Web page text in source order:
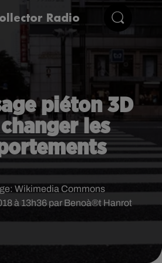
Radio
piéton 3D
les
à 13h36 par Benoà®t Hanrot
Wikimedia Commons